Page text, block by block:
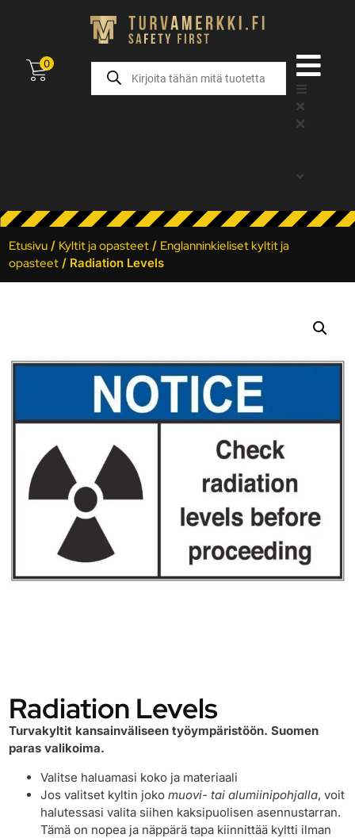
0
Etusivu / Kyltit ja opasteet / Englanninkieliset kyltit ja
opasteet / Radiation Levels
Radiation Levels
Turvakyltit kansainväliseen työympäristöön. Suomen
paras valikoima.
Valitse haluamasi koko ja materiaali
Jos valitset kyltin jokomuovi- tai alumiinipohjalla, voit
halutessasi valita siihen kaksipuolisen asennustarran.
Tämä on nopea ja näppärä tapa kiinnittää kyltti ilman